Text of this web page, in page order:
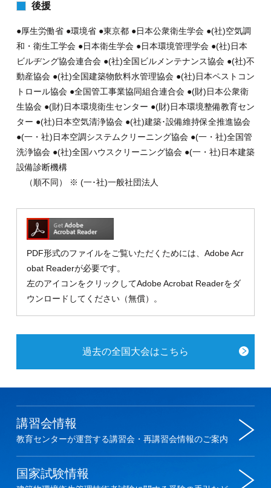
後援
●厚生労働省 ●環境省 ●東京都 ●日本公衆衛生学会 ●(社)空気調
和・衛生工学会 ●日本衛生学会 ●日本環境管理学会 ●(社)日本
ビルヂング協会連合会 ●(社)全国ビルメンテナンス協会 ●(社)不
動産協会 ●(社)全国建築物飲料水管理協会 ●(社)日本ペストコン
トロール協会 ●全国管工事業協同組合連合会 ●(財)日本公衆衛
生協会 ●(財)日本環境衛生センター ●(財)日本環境整備教育セン
ター ●(社)日本空気清浄協会 ●(社)建築･設備維持保全推進協会
●(一・社)日本空調システムクリーニング協会 ●(一・社)全国管
洗浄協会 ●(社)全国ハウスクリーニング協会 ●(一・社)日本建築
設備診断機構
（順不同） ※ (一･社)一般社団法人
PDF形式のファイルをご覧いただくためには、Adobe Acr
obat Readerが必要です。
左のアイコンをクリックしてAdobe Acrobat Readerをダ
ウンロードしてください（無償）。
過去の全国大会はこちら